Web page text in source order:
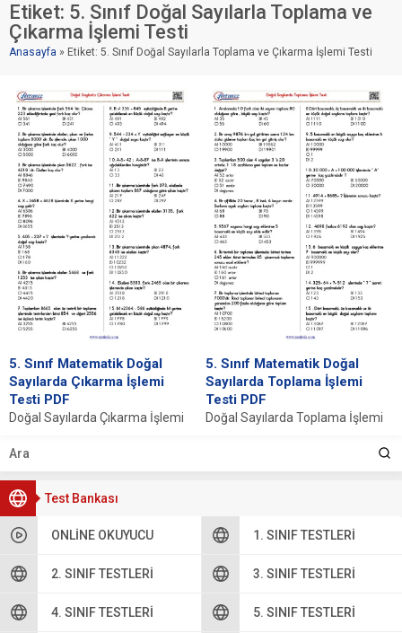
Test Bankası
ONLINE OKUYUCU 1. SINIF TESTLERI
2. SINIF TESTLERI 3. SINIF TESTLERI
4. SINIF TESTLERI 5. SINIF TESTLERI
Etiket: 5. Sınıf Doğal Sayılarla Toplama ve
Çıkarma İşlemi Testi
Anasayfa » Etiket: 5. Sınıf Doğal Sayılarla Toplama ve Çıkarma İşlemi Testi
5. Sınıf Matematik Doğal
Sayılarda Çıkarma İşlemi
Testi PDF
Doğal Sayılarda Çıkarma İşlemi
3. B 4. C...
5. Sınıf Matematik Doğal
Sayılarda Toplama İşlemi
Testi PDF
Doğal Sayılarda Toplama İşlemi